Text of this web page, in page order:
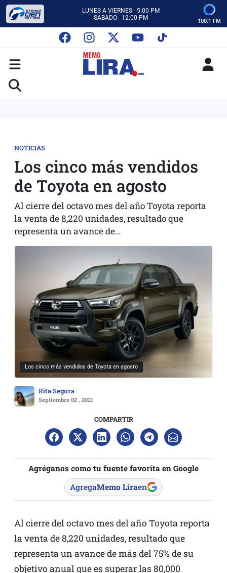
LUNES A VIERNES - 5:00 PM
SABADO - 12:00 PM
CON MEMO LIRA Y SU EQUIPO
LUNES A VIERNES - 5:00 PM
SABADO - 12:00 PM
100.1 FM
NOTICIAS
Los cinco más vendidos
de Toyota en agosto
Al cierre del octavo mes del año Toyota reporta
la venta de 8,220 unidades, resultado que
representa un avance de…
Los cinco más vendidos de Toyota en agosto
Rita Segura
Septiembre 02 , 2021
COMPARTIR
Agréganos como tu fuente favorita en Google
AgregaMemo Liraen
Al cierre del octavo mes del año Toyota reporta
la venta de 8,220 unidades, resultado que
representa un avance de más del 75% de su
objetivo anual que es superar las 80,000